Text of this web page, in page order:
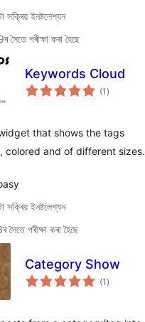
সক্ৰিয় ইনষ্টলেশ্যন
পৰীক্ষা কৰা হৈছে
Keywords Cloud
(1 টা
মুঠ)
that shows the tags
colored and of different sizes.
সক্ৰিয় ইনষ্টলেশ্যন
পৰীক্ষা কৰা হৈছে
Category Show
(1 টা
মুঠ)